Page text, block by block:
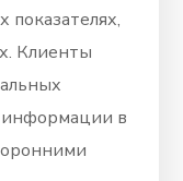
показателях,
Клиенты
информации в